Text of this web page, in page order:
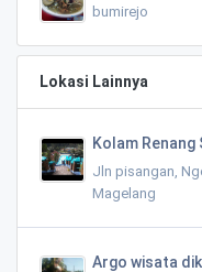
bumirejo
Lokasi Lainnya
Kolam
Jln pisangan,
Magelang
Argo wisata